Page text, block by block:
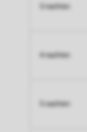
3 nachten
4 nachten
5 nachten